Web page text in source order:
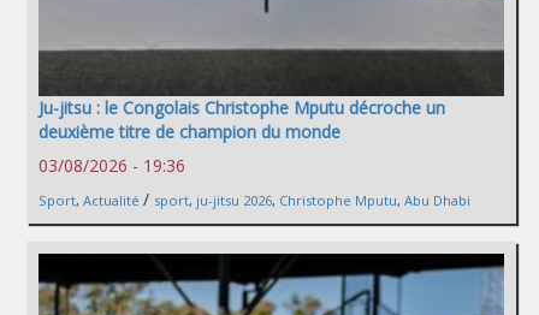
Ju-jitsu : le Congolais Christophe Mputu décroche un
deuxième titre de champion du monde
03/08/2026 - 19:36
Sport, Actualité / sport, ju-jitsu 2026, Christophe Mputu, Abu Dhabi